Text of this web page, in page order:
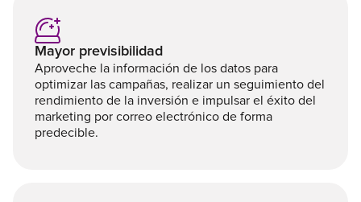
Mayor previsibilidad
Aproveche la información de los datos para
optimizar las campañas, realizar un seguimiento del
rendimiento de la inversión e impulsar el éxito del
marketing por correo electrónico de forma
predecible.